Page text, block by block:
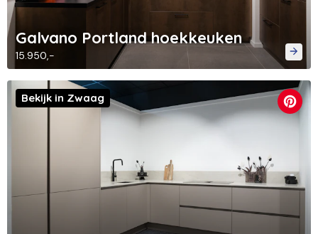
Galvano Portland hoekkeuken
15.950,-
Bekijk in Zwaag